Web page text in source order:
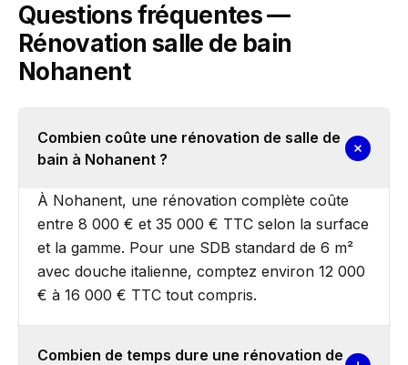
Questions fréquentes —
Rénovation salle de bain
Nohanent
Combien coûte une rénovation de salle de
bain à Nohanent ?
À Nohanent, une rénovation complète coûte
entre 8 000 € et 35 000 € TTC selon la surface
et la gamme. Pour une SDB standard de 6 m²
avec douche italienne, comptez environ 12 000
€ à 16 000 € TTC tout compris.
Combien de temps dure une rénovation de